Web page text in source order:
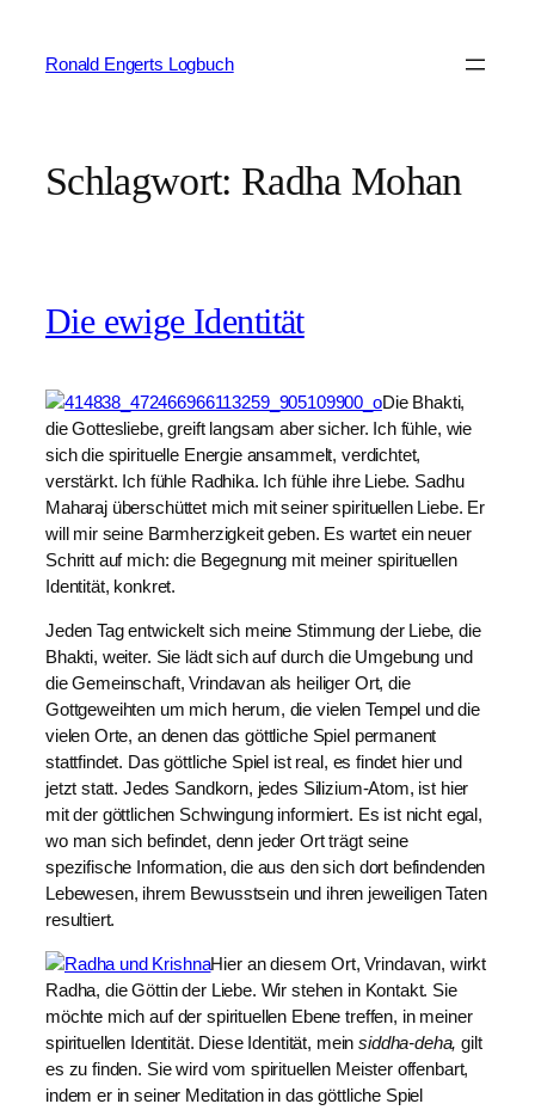
springenRonald Engerts Logbuch
Schlagwort: Radha Mohan
Die ewige Identität
Die Bhakti,
die Gottesliebe, greift langsam aber sicher. Ich fühle, wie
sich die spirituelle Energie ansammelt, verdichtet,
verstärkt. Ich fühle Radhika. Ich fühle ihre Liebe. Sadhu
Maharaj überschüttet mich mit seiner spirituellen Liebe. Er
will mir seine Barmherzigkeit geben. Es wartet ein neuer
Schritt auf mich: die Begegnung mit meiner spirituellen
Identität, konkret.
Jeden Tag entwickelt sich meine Stimmung der Liebe, die
Bhakti, weiter. Sie lädt sich auf durch die Umgebung und
die Gemeinschaft, Vrindavan als heiliger Ort, die
Gottgeweihten um mich herum, die vielen Tempel und die
vielen Orte, an denen das göttliche Spiel permanent
stattfindet. Das göttliche Spiel ist real, es findet hier und
jetzt statt. Jedes Sandkorn, jedes Silizium-Atom, ist hier
mit der göttlichen Schwingung informiert. Es ist nicht egal,
wo man sich befindet, denn jeder Ort trägt seine
spezifische Information, die aus den sich dort befindenden
Lebewesen, ihrem Bewusstsein und ihren jeweiligen Taten
resultiert.
Hier an diesem Ort, Vrindavan, wirkt
Radha, die Göttin der Liebe. Wir stehen in Kontakt. Sie
möchte mich auf der spirituellen Ebene treffen, in meiner
spirituellen Identität. Diese Identität, meinsiddha-deha, gilt
es zu finden. Sie wird vom spirituellen Meister offenbart,
indem er in seiner Meditation in das göttliche Spiel